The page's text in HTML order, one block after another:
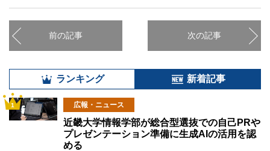
前の記事 次の記事
ランキング 新着記事
1 広報・ニュース
近畿大学情報学部が総合型選抜での自己PRや
プレゼンテーション準備に生成AIの活用を認
める